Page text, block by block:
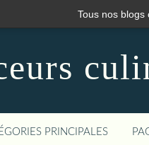
Tous nos blogs
PRINCIPALES